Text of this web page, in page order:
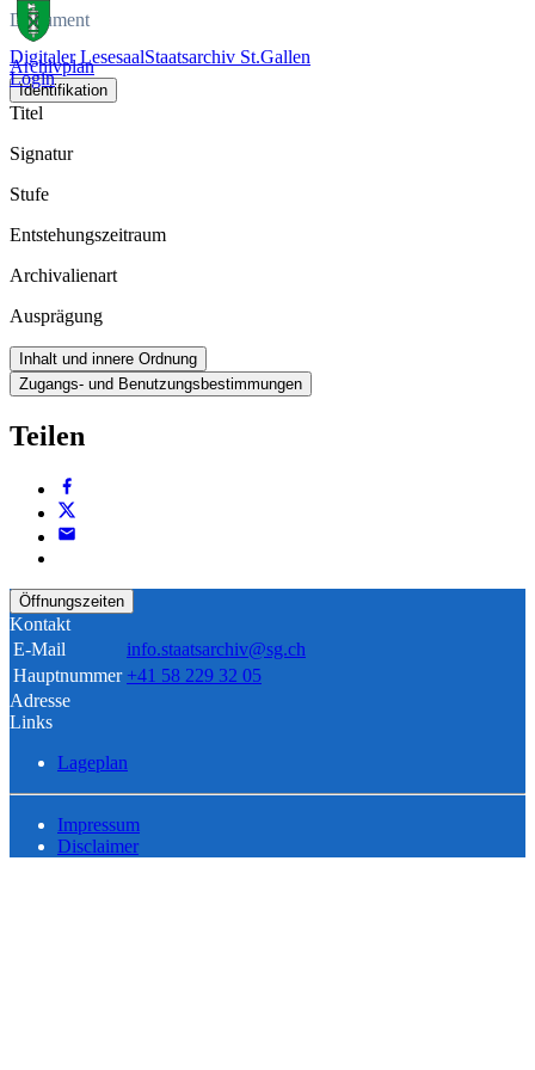
Digitaler LesesaalStaatsarchiv St.Gallen
Login
Dokument
Archivplan
Identifikation
Titel
Signatur
Stufe
Entstehungszeitraum
Archivalienart
Ausprägung
Inhalt und innere Ordnung
Zugangs- und Benutzungsbestimmungen
Teilen
Öffnungszeiten
Kontakt
E-Mail
info.staatsarchiv@sg.ch
Hauptnummer +41 58 229 32 05
Adresse
Links
Lageplan
Impressum
Disclaimer